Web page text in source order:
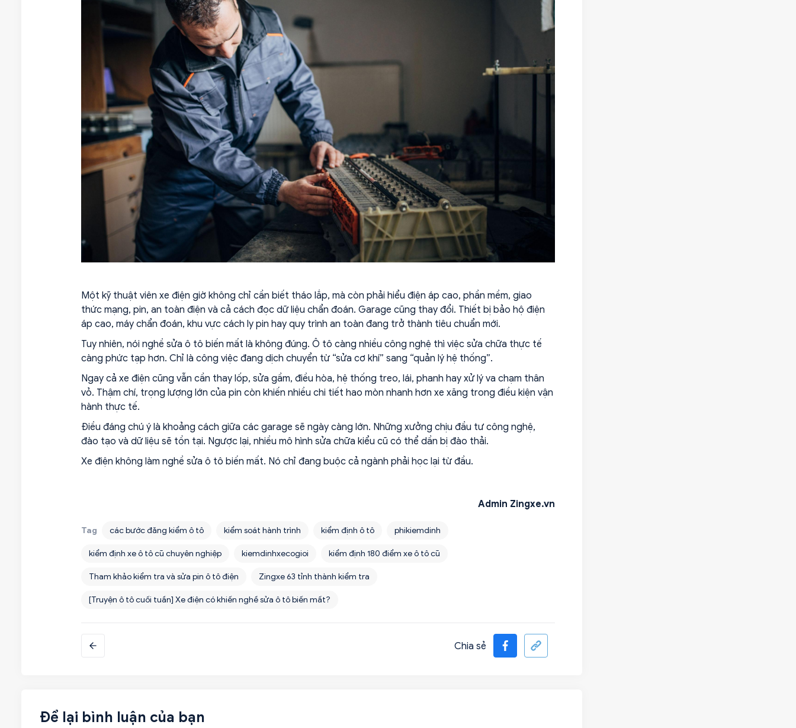
Một kỹ thuật viên xe điện giờ không chỉ cần biết tháo lắp, mà còn phải hiểu điện áp cao, phần mềm, giao
thức mạng, pin, an toàn điện và cả cách đọc dữ liệu chẩn đoán. Garage cũng thay đổi. Thiết bị bảo hộ điện
áp cao, máy chẩn đoán, khu vực cách ly pin hay quy trình an toàn đang trở thành tiêu chuẩn mới.
Tuy nhiên, nói nghề sửa ô tô biến mất là không đúng. Ô tô càng nhiều công nghệ thì việc sửa chữa thực tế
càng phức tạp hơn. Chỉ là công việc đang dịch chuyển từ “sửa cơ khí” sang “quản lý hệ thống”.
Ngay cả xe điện cũng vẫn cần thay lốp, sửa gầm, điều hòa, hệ thống treo, lái, phanh hay xử lý va chạm thân
vỏ. Thậm chí, trọng lượng lớn của pin còn khiến nhiều chi tiết hao mòn nhanh hơn xe xăng trong điều kiện vận
hành thực tế.
Điều đáng chú ý là khoảng cách giữa các garage sẽ ngày càng lớn. Những xưởng chịu đầu tư công nghệ,
đào tạo và dữ liệu sẽ tồn tại. Ngược lại, nhiều mô hình sửa chữa kiểu cũ có thể dần bị đào thải.
Xe điện không làm nghề sửa ô tô biến mất. Nó chỉ đang buộc cả ngành phải học lại từ đầu.
Admin Zingxe.vn
Tag các bước đăng kiểm ô tô kiểm soát hành trình kiểm định ô tô phikiemdinh
kiểm định xe ô tô cũ chuyên nghiệp kiemdinhxecogioi kiểm định 180 điểm xe ô tô cũ
Tham khảo kiểm tra và sửa pin ô tô điện Zingxe 63 tỉnh thành kiểm tra
[Truyện ô tô cuối tuần] Xe điện có khiến nghề sửa ô tô biến mất?
Chia sẻ
Để lại bình luận của bạn